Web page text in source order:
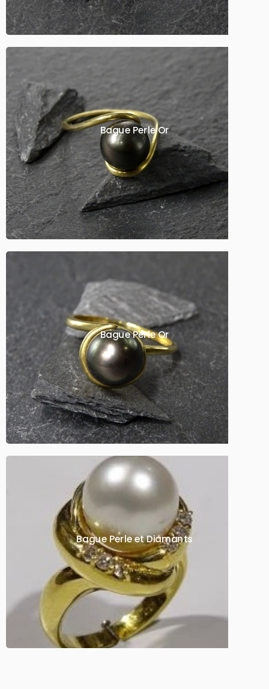
Bague Perle Or
Bague Perle Or
Bague Perle et Diamants